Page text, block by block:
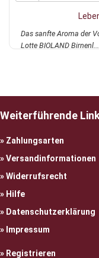
Das sanfte Aroma der
Lotte BIOLAND Birnenl...
Weiterführende
Zahlungsarten
Versandinformationen
Widerrufsrecht
Hilfe
Datenschutzerklärung
Impressum
Registrieren